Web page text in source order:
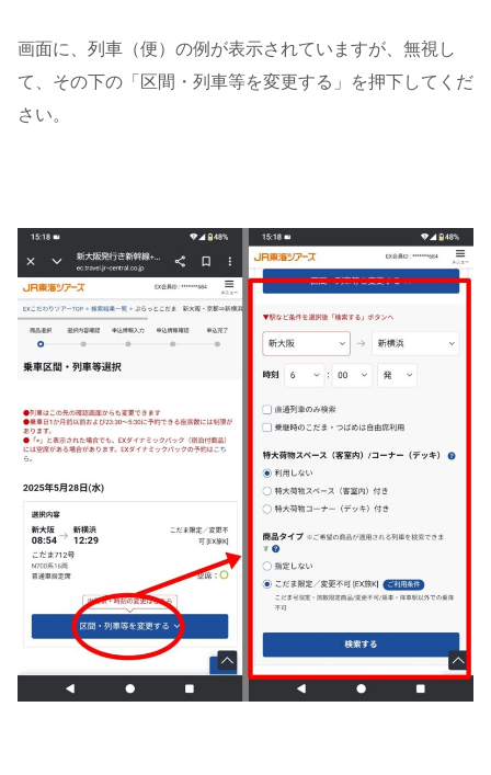
画面に、列車（便）の例が表示されていますが、無視し
て、その下の「区間・列車等を変更する」を押下してくだ
さい。